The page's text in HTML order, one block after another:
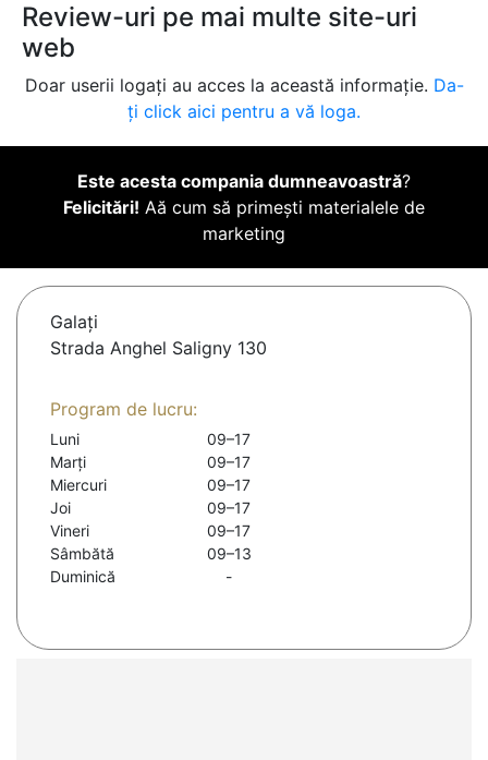
Review-uri pe mai multe site-uri
web
Doar userii logați au acces la această informație. Da-
ți click aici pentru a vă loga.
Este acesta compania dumneavoastră?
Felicitări! Aă cum să primești materialele de
marketing
Galaţi
Strada Anghel Saligny 130
Program de lucru:
Luni
09–17
Marți
09–17
Miercuri
09–17
Joi
09–17
Vineri
09–17
Sâmbătă
09–13
Duminică
-